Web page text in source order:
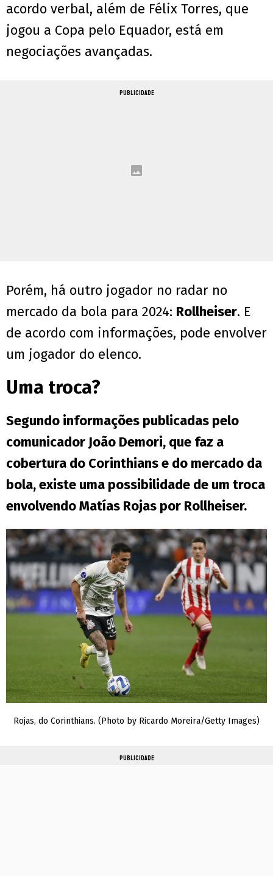
acordo verbal, além de Félix Torres, que
jogou a Copa pelo Equador, está em
negociações avançadas.
PUBLICIDADE
Porém, há outro jogador no radar no
mercado da bola para 2024: Rollheiser. E
de acordo com informações, pode envolver
um jogador do elenco.
Uma troca?
Segundo informações publicadas pelo
comunicador João Demori, que faz a
cobertura do Corinthians e do mercado da
bola, existe uma possibilidade de um troca
envolvendo Matías Rojas por Rollheiser.
Rojas, do Corinthians. (Photo by Ricardo Moreira/Getty Images)
PUBLICIDADE